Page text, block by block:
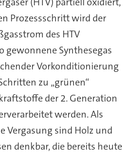
Prozessschritt wird der
des HTV
gewonnene Synthesegas
Vorkonditionierung
zu „grünen“
der 2. Generation
werden. Als
Vergasung sind Holz und
denkbar, die bereits heute